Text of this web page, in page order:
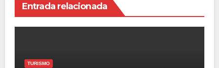
Entrada relacionada
TURISMO